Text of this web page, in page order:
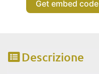
Get embed code
Descrizione